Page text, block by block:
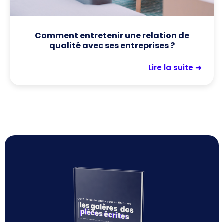
Comment entretenir une relation de
qualité avec ses entreprises ?
Lire la suite ➜